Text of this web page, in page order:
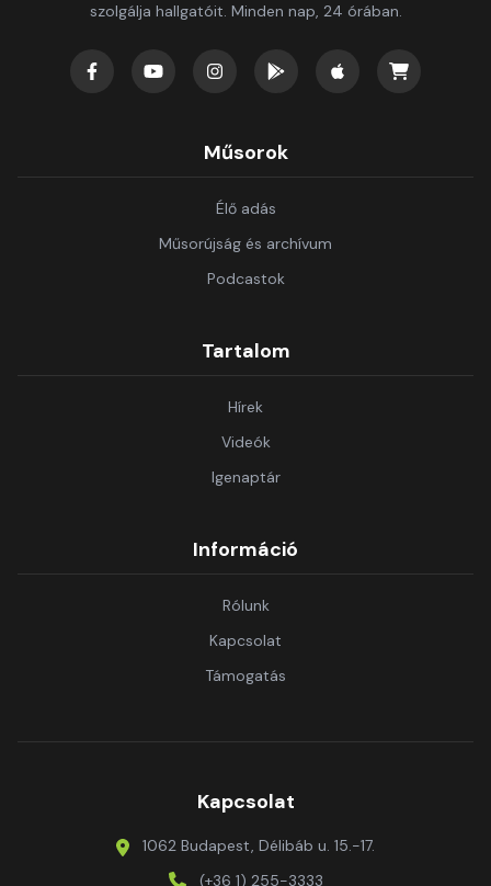
szolgálja hallgatóit. Minden nap, 24 órában.
Műsorok
Élő adás
Műsorújság és archívum
Podcastok
Tartalom
Hírek
Videók
Igenaptár
Információ
Rólunk
Kapcsolat
Támogatás
Kapcsolat
1062 Budapest, Délibáb u. 15.-17.
(+36 1) 255-3333